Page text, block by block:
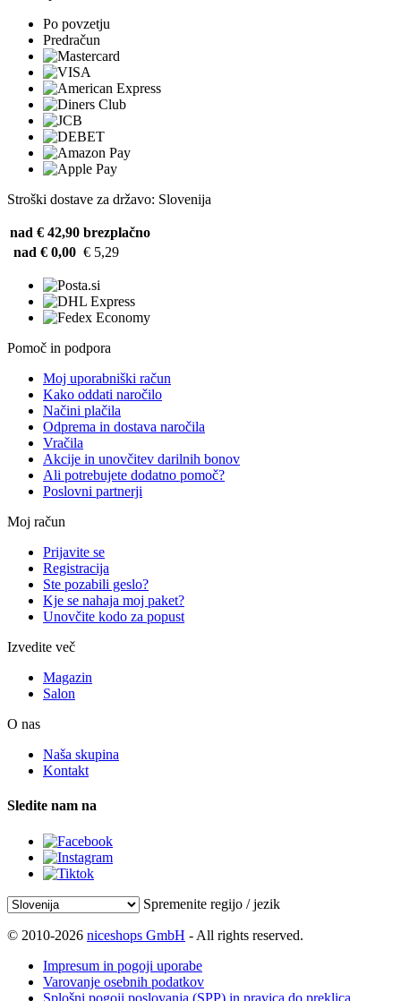
Po povzetju
Predračun
Stroški dostave za državo: Slovenija
nad € 42,90 brezplačno
nad € 0,00 € 5,29
Pomoč in podpora
Moj uporabniški račun
Kako oddati naročilo
Načini plačila
Odprema in dostava naročila
Vračila
Akcije in unovčitev darilnih bonov
Ali potrebujete dodatno pomoč?
Poslovni partnerji
Moj račun
Prijavite se
Registracija
Ste pozabili geslo?
Kje se nahaja moj paket?
Unovčite kodo za popust
Izvedite več
Magazin
Salon
O nas
Naša skupina
Kontakt
Sledite nam na
Spremenite regijo / jezik
© 2010-2026 niceshops GmbH - All rights reserved.
Impresum in pogoji uporabe
Varovanje osebnih podatkov
Splošni pogoji poslovanja (SPP) in pravica do preklica